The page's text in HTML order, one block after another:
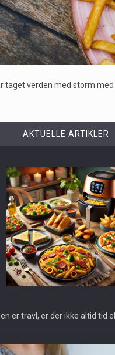
taget verden med storm med
AKTUELLE ARTIKLER
er travl, er der ikke altid tid